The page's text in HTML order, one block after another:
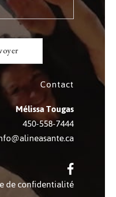
Contact
Mélissa Tougas
450-558-7444
de confidentialité